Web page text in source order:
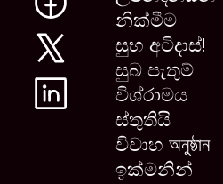
නික්මීම
සුභ අටිදාස්!
සුබ පැතුම්
විශ්රාමය
ස්තුතියි
විවාහ অনুষ্ঠান
ඉක්මනින්